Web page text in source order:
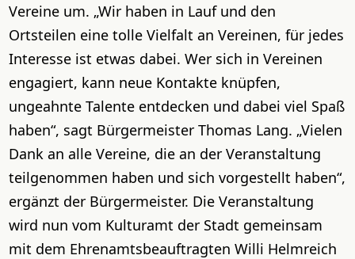
Vereine um. „Wir haben in Lauf und den
Ortsteilen eine tolle Vielfalt an Vereinen, für jedes
Interesse ist etwas dabei. Wer sich in Vereinen
engagiert, kann neue Kontakte knüpfen,
ungeahnte Talente entdecken und dabei viel Spaß
haben“, sagt Bürgermeister Thomas Lang. „Vielen
Dank an alle Vereine, die an der Veranstaltung
teilgenommen haben und sich vorgestellt haben“,
ergänzt der Bürgermeister. Die Veranstaltung
wird nun vom Kulturamt der Stadt gemeinsam
mit dem Ehrenamtsbeauftragten Willi Helmreich